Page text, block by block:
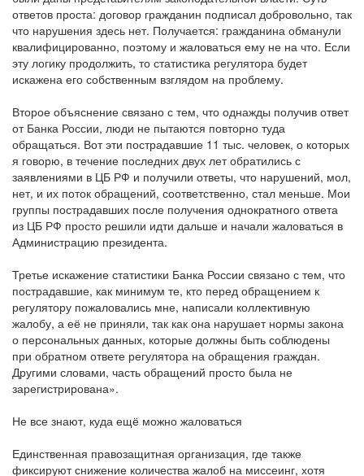
ответов проста: договор гражданин подписал добровольно, так
что нарушения здесь нет. Получается: гражданина обманули
квалифицированно, поэтому и жаловаться ему не на что. Если
эту логику продолжить, то статистика регулятора будет
искажена его собственным взглядом на проблему.
Второе объяснение связано с тем, что однажды получив ответ
от Банка России, люди не пытаются повторно туда
обращаться. Вот эти пострадавшие 11 тыс. человек, о которых
я говорю, в течение последних двух лет обратились с
заявлениями в ЦБ РФ и получили ответы, что нарушений, мол,
нет, и их поток обращений, соответственно, стал меньше. Мои
группы пострадавших после получения однократного ответа
из ЦБ РФ просто решили идти дальше и начали жаловаться в
Администрацию президента.
Третье искажение статистики Банка России связано с тем, что
пострадавшие, как минимум те, кто перед обращением к
регулятору пожаловались мне, написали коллективную
жалобу, а её не приняли, так как она нарушает нормы закона
о персональных данных, которые должны быть соблюдены
при обратном ответе регулятора на обращения граждан.
Другими словами, часть обращений просто была не
зарегистрирована».
Не все знают, куда ещё можно жаловаться
Единственная правозащитная организация, где также
фиксируют снижение количества жалоб на миссеинг, хотя